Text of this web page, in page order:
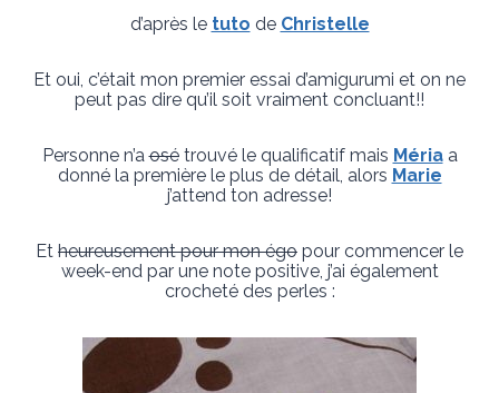
d’après le tuto de Christelle
Et oui, c’était mon premier essai d’amigurumi et on ne
peut pas dire qu’il soit vraiment concluant!!
Personne n’aosétrouvé le qualificatif mais Mériaa
donné la première le plus de détail, alors Marie
j’attend ton adresse!
Et heureusement pour mon égo pour commencer le
week-end par une note positive, j’ai également
crocheté des perles :